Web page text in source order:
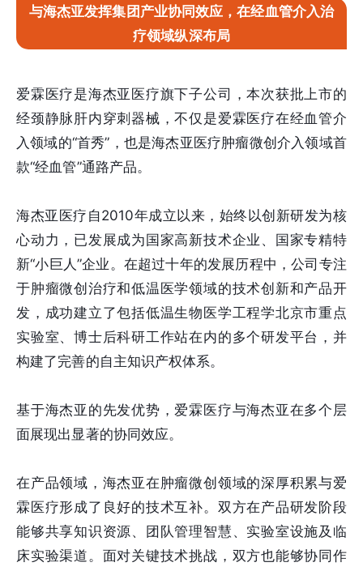
与海杰亚发挥集团产业协同效应，在经血管介入治
疗领域纵深布局
爱霖医疗是海杰亚医疗旗下子公司，本次获批上市的
经颈静脉肝内穿刺器械，不仅是爱霖医疗在经血管介
入领域的“首秀”，也是海杰亚医疗肿瘤微创介入领域首
款“经血管”通路产品。
海杰亚医疗自2010年成立以来，始终以创新研发为核
心动力，已发展成为国家高新技术企业、国家专精特
新“小巨人”企业。在超过十年的发展历程中，公司专注
于肿瘤微创治疗和低温医学领域的技术创新和产品开
发，成功建立了包括低温生物医学工程学北京市重点
实验室、博士后科研工作站在内的多个研发平台，并
构建了完善的自主知识产权体系。
基于海杰亚的先发优势，爱霖医疗与海杰亚在多个层
面展现出显著的协同效应。
在产品领域，海杰亚在肿瘤微创领域的深厚积累与爱
霖医疗形成了良好的技术互补。双方在产品研发阶段
能够共享知识资源、团队管理智慧、实验室设施及临
床实验渠道。面对关键技术挑战，双方也能够协同作